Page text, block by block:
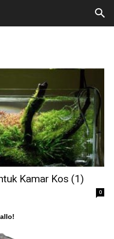
Kamar Kos (1)
0